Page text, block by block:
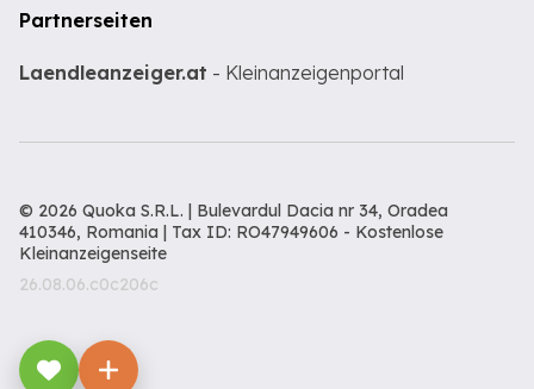
Partnerseiten
Laendleanzeiger.at - Kleinanzeigenportal
© 2026 Quoka S.R.L. | Bulevardul Dacia nr 34, Oradea
410346, Romania | Tax ID: RO47949606 - Kostenlose
Kleinanzeigenseite
26.08.06.c0c206c